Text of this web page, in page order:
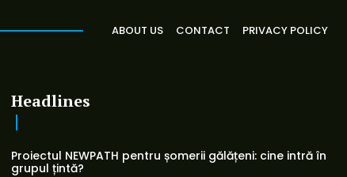
ABOUT US CONTACT PRIVACY POLICY
Headlines
Proiectul NEWPATH pentru șomerii gălățeni: cine intră în
grupul țintă?